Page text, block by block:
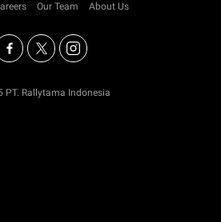
Our Team About Us
PT. Rallytama Indonesia